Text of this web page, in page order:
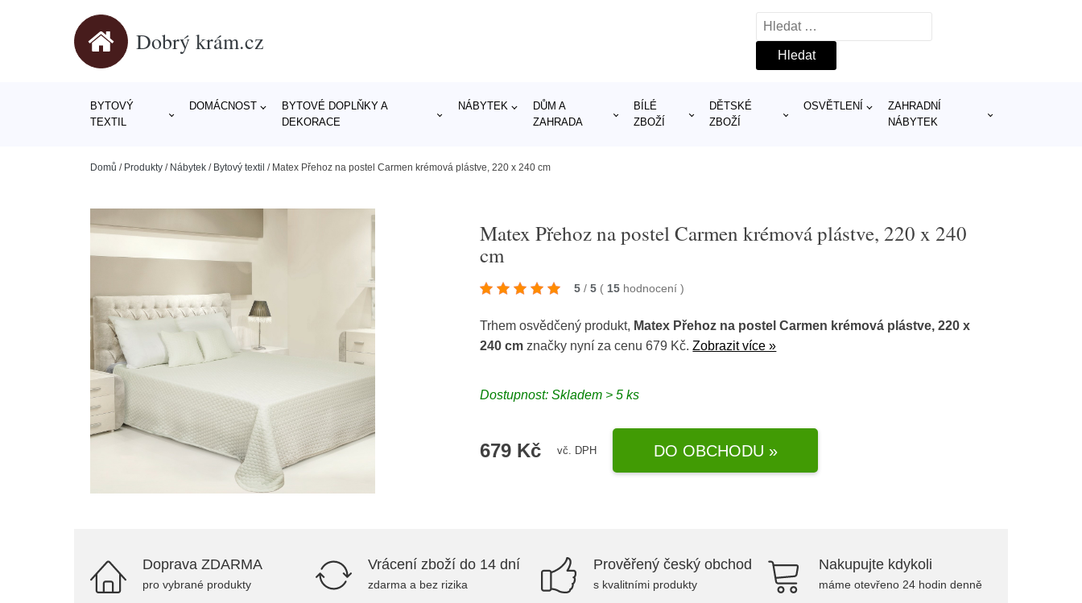
Dobrý krám.cz
Vyhledávání
BYTOVÝ
TEXTIL
DOMÁCNOST
BYTOVÉ DOPLŇKY A
DEKORACE
NÁBYTEK
DŮM A
ZAHRADA
BÍLÉ
ZBOŽÍ
DĚTSKÉ
ZBOŽÍ
OSVĚTLENÍ
ZAHRADNÍ
NÁBYTEK
Domů / Produkty / Nábytek / Bytový textil / Matex Přehoz na postel Carmen krémová plástve, 220 x 240 cm
Matex Přehoz na postel Carmen krémová plástve, 220 x 240
cm
5 / 5 ( 15 hodnocení)
Trhem osvědčený produkt, Matex Přehoz na postel Carmen krémová plástve, 220 x
240 cm značky nyní za cenu 679 Kč.Zobrazit více »
Dostupnost: Skladem > 5 ks
679 Kč vč. DPH DO OBCHODU »
Doprava ZDARMA
pro vybrané produkty
Vrácení zboží do 14 dní
zdarma a bez rizika
Prověřený český obchod
s kvalitními produkty
Nakupujte kdykoli
máme otevřeno 24 hodin denně